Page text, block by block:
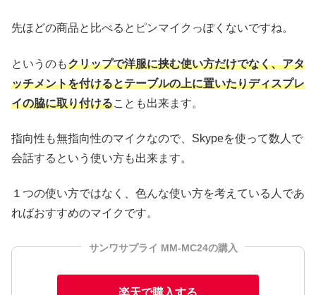
先ほどの商品と比べるとピンマイクっぽくないですね。
というのもクリップで洋服に挟む使い方だけでなく、アタ
ッチメントを付けるとテーブルの上に置いたりディスプレ
イの脇に取り付けることも出来ます。
指向性も無指向性のマイクなので、Skypeを使って数人で
会話するという使い方も出来ます。
１つの使い方ではなく、色んな使い方を考えている人であ
ればおすすめのマイクです。
サンワサプライ MM-MC24の購入
楽天で購入する